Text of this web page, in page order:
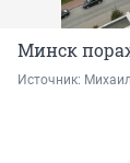
Минск
Источник: